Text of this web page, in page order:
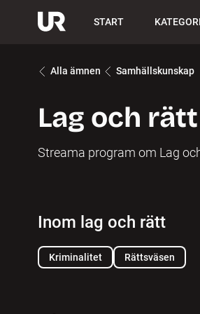
START
Alla ämnen Samhällskunskap
Lag och rätt
Streama program om Lag
Inom lag och rätt
Kriminalitet Rättsväsen